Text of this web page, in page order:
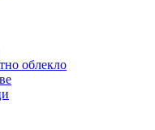
облекло